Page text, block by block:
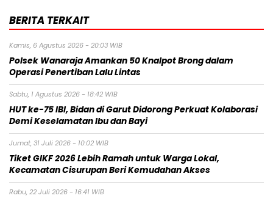
BERITA TERKAIT
Kamis, 6 Agustus 2026 - 20:03 WIB
Polsek Wanaraja Amankan 50 Knalpot Brong dalam
Operasi Penertiban Lalu Lintas
Sabtu, 1 Agustus 2026 - 18:42 WIB
HUT ke-75 IBI, Bidan di Garut Didorong Perkuat Kolaborasi
Demi Keselamatan Ibu dan Bayi
Jumat, 31 Juli 2026 - 10:02 WIB
Tiket GIKF 2026 Lebih Ramah untuk Warga Lokal,
Kecamatan Cisurupan Beri Kemudahan Akses
Rabu, 22 Juli 2026 - 16:41 WIB